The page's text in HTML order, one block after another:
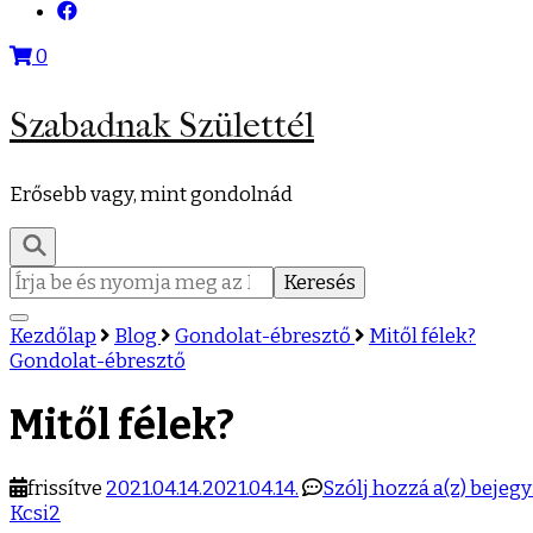
0
Szabadnak Születtél
Erősebb vagy, mint gondolnád
Keresés:
Kezdőlap Blog Gondolat-ébresztő
Mitől félek?
Gondolat-ébresztő
Mitől félek?
frissítve 2021.04.14.2021.04.14. Szólj hozzá a(z)Mitől
Kcsi2